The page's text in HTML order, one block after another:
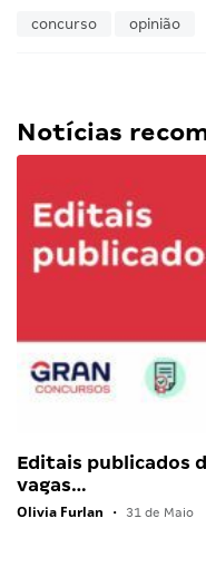
concurso opinião
Notícias
Editais publicados
vagas…
Olivia Furlan • 31 de Maio